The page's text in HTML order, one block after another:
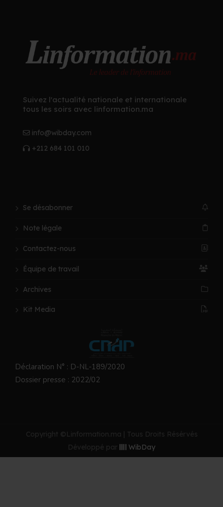
Suivez l'actualité nationale et internationale
tous les soirs avec linformation.ma
info@wibday.com
+212 684 101 010
Se désabonner
Note légale
Contactez-nous
Équipe de travail
Archives
Kit Media
Déclaration N° : D-NL-189/2020
Dossier presse : 2022/02
Copyright ©Linformation.ma | Tous Droits Résérvés
Développé par
WibDay